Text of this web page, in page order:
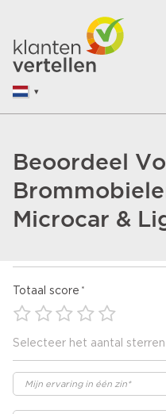
Beoordeel
Microcar &
Totaal score
Selecteer het aantal